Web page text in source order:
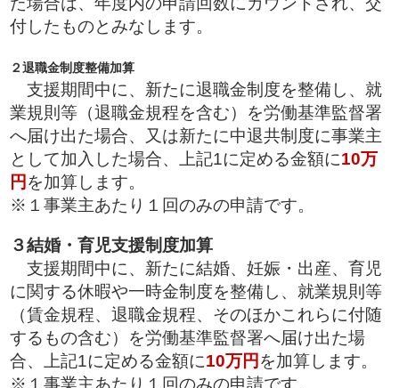
付したものとみなします。
２退職金制度整備加算
支援期間中に、新たに退職金制度を整備し、就
業規則等（退職金規程を含む）を労働基準監督署
へ届け出た場合、又は新たに中退共制度に事業主
として加入した場合、上記1に定める金額に10万
円 を加算します。
※１事業主あたり１回のみの申請です。
３結婚・育児支援制度加算
支援期間中に、新たに結婚、妊娠・出産、育児
に関する休暇や一時金制度を整備し、就業規則等
（賃金規程、退職金規程、そのほかこれらに付随
するもの含む）を労働基準監督署へ届け出た場
合、上記1に定める金額に10万円 を加算します。
※１事業主あたり１回のみの申請です。